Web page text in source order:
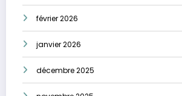
février 2026
janvier 2026
décembre 2025